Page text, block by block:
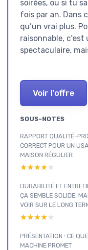
soirées, ou si tu
fois par an. Dans
qu’un vrai plus.
raisonnable,
spectaculaire,
Voir l'offre
SOUS-NOTES
RAPPORT QUALITÉ-
CORRECT POUR UN
MAISON RÉGULIER
★★★★★
★★★★★
DURABILITÉ ET
ÇA SEMBLE SOLIDE,
VOIR SUR LE LONG
★★★★★
★★★★★
PRÉSENTATION : CE
MACHINE PROMET